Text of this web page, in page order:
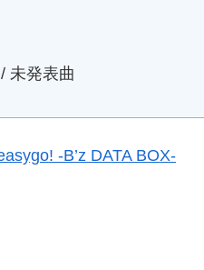
未発表曲
-B’z DATA BOX-